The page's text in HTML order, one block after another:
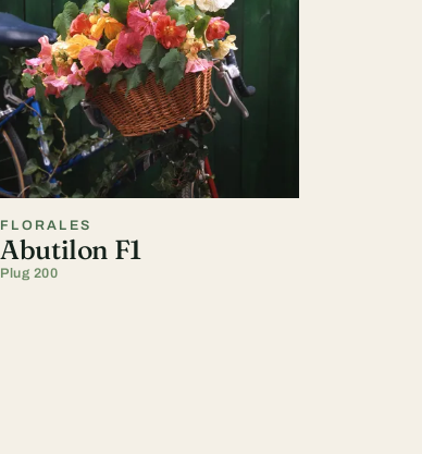
FLORALES
Abutilon F1
Plug 200